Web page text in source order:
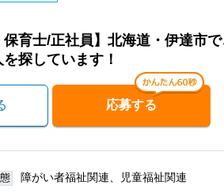
保育士/正社員】北海道・伊達市
探しています！
応募する
障がい者福祉関連、児童福祉関連